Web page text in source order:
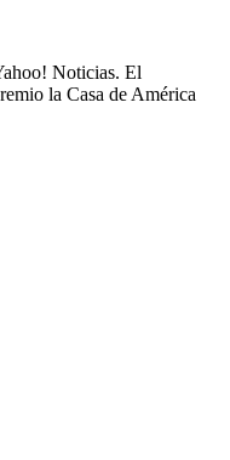
Noticias. El
la Casa de América